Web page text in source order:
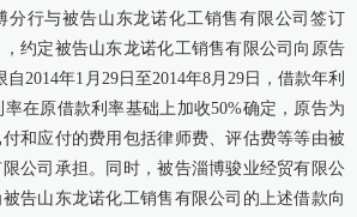
分行与被告山东龙诺化工销售有限公司签订
，约定被告山东龙诺化工销售有限公司向原告
2014年1月29日至2014年8月29日，借款年利
在原借款利率基础上加收50%确定，原告为
和应付的费用包括律师费、评估费等等由被
公司承担。同时，被告淄博骏业经贸有限公
告山东龙诺化工销售有限公司的上述借款向